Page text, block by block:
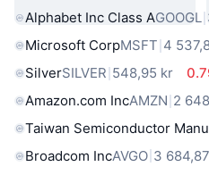
Alphabet Inc Class AGOOGL
Microsoft CorpMSFT 4
SilverSILVER 548,95 kr
Amazon.com IncAMZN 2
Taiwan Semiconductor
Broadcom IncAVGO 3